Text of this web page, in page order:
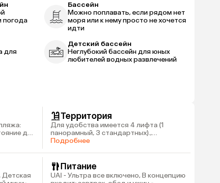
погода
Бассейн
Можно поплавать, если рядом нет
моря или к нему просто не хочется
идти
для
Детский бассейн
Неглубокий бассейн для юных
любителей водных развлечений
до
Территория
Для удобства имеется 4 лифта (1
панорамный, 3 стандартных).,
Основной открытый бассейн: 510 кв.м,
Подробнее
Детская
Питание
UAI - Ультра все включено, В концепцию